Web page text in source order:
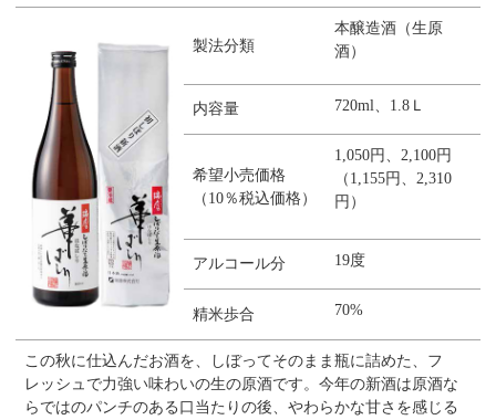
製法分類
本醸造酒（生原
酒）
内容量 720ml、1.8Ｌ
希望小売価格
（10％税込価格）
1,050円、2,100円
（1,155円、2,310
円）
アルコール分 19度
精米歩合 70%
この秋に仕込んだお酒を、しぼってそのまま瓶に詰めた、フ
レッシュで力強い味わいの生の原酒です。今年の新酒は原酒な
らではのパンチのある口当たりの後、やわらかな甘さを感じる